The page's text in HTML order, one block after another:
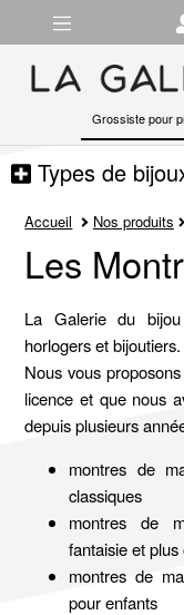
Grossiste pour
Types de
Accueil Nos produits
Les
La Galerie du
horlogers et bijoutiers.
Nous vous
licence et que nous
depuis plusieurs
montres de
classiques
montres de
fantaisie et
montres de
pour enfants
Gérer les préférences en